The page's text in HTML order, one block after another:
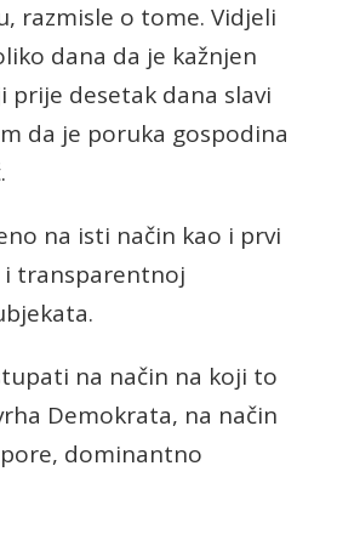
razmisle o tome. Vidjeli
dana da je kažnjen
prije desetak dana slavi
da je poruka gospodina
na isti način kao i prvi
i transparentnoj
na način na koji to
Demokrata, na način
dominantno